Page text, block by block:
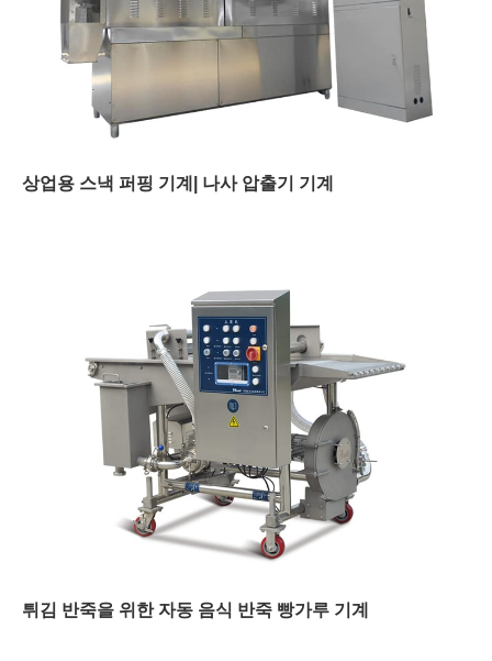
상업용 스낵 퍼핑 기계| 나사 압출기 기계
튀김 반죽을 위한 자동 음식 반죽 빵가루 기계